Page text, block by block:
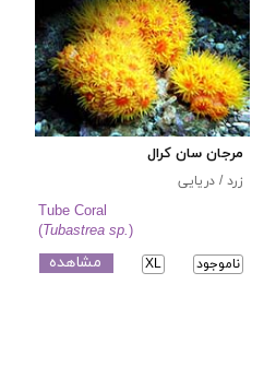
مرجان سان کرال
زرد / دریایی
Tube Coral
(Tubastrea sp.)
ناموجود XL مشاهده